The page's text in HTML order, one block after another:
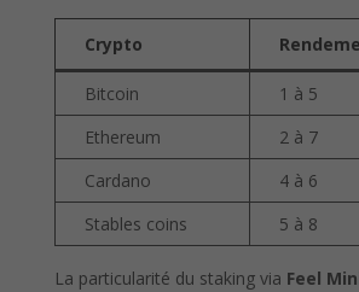
Crypto
Bitcoin
1 à 5
Ethereum
2 à 7
Cardano
4 à 6
Stables coins
5 à 8
La particularité du staking via Feel